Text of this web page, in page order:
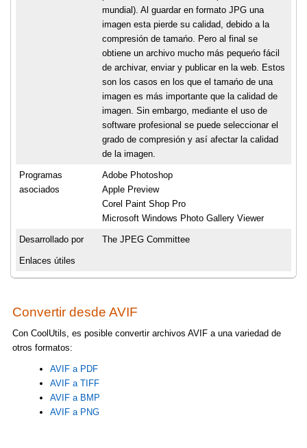
mundial). Al guardar en formato JPG una
imagen esta pierde su calidad, debido a la
compresión de tamańo. Pero al final se
obtiene un archivo mucho más pequeńo fácil
de archivar, enviar y publicar en la web. Estos
son los casos en los que el tamańo de una
imagen es más importante que la calidad de
imagen. Sin embargo, mediante el uso de
software profesional se puede seleccionar el
grado de compresión y así afectar la calidad
de la imagen.
Programas
asociados
Adobe Photoshop
Apple Preview
Corel Paint Shop Pro
Microsoft Windows Photo Gallery Viewer
Desarrollado por The JPEG Committee
Enlaces útiles
Convertir desde AVIF
Con CoolUtils, es posible convertir archivos AVIF a una variedad de
otros formatos:
AVIF a PDF
AVIF a TIFF
AVIF a BMP
AVIF a PNG